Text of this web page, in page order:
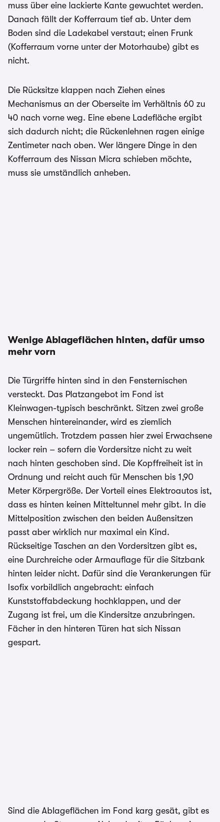
muss über eine lackierte Kante gewuchtet werden.
Danach fällt der Kofferraum tief ab. Unter dem
Boden sind die Ladekabel verstaut; einen Frunk
(Kofferraum vorne unter der Motorhaube) gibt es
nicht.
Die Rücksitze klappen nach Ziehen eines
Mechanismus an der Oberseite im Verhältnis 60 zu
40 nach vorne weg. Eine ebene Ladefläche ergibt
sich dadurch nicht; die Rückenlehnen ragen einige
Zentimeter nach oben. Wer längere Dinge in den
Kofferraum des Nissan Micra schieben möchte,
muss sie umständlich anheben.
Wenige Ablageflächen hinten, dafür umso
mehr vorn
Die Türgriffe hinten sind in den Fensternischen
versteckt. Das Platzangebot im Fond ist
Kleinwagen-typisch beschränkt. Sitzen zwei große
Menschen hintereinander, wird es ziemlich
ungemütlich. Trotzdem passen hier zwei Erwachsene
locker rein – sofern die Vordersitze nicht zu weit
nach hinten geschoben sind. Die Kopffreiheit ist in
Ordnung und reicht auch für Menschen bis 1,90
Meter Körpergröße. Der Vorteil eines Elektroautos ist,
dass es hinten keinen Mitteltunnel mehr gibt. In die
Mittelposition zwischen den beiden Außensitzen
passt aber wirklich nur maximal ein Kind.
Rückseitige Taschen an den Vordersitzen gibt es,
eine Durchreiche oder Armauflage für die Sitzbank
hinten leider nicht. Dafür sind die Verankerungen für
Isofix vorbildlich angebracht: einfach
Kunststoffabdeckung hochklappen, und der
Zugang ist frei, um die Kindersitze anzubringen.
Fächer in den hinteren Türen hat sich Nissan
gespart.
Sind die Ablageflächen im Fond karg gesät, gibt es